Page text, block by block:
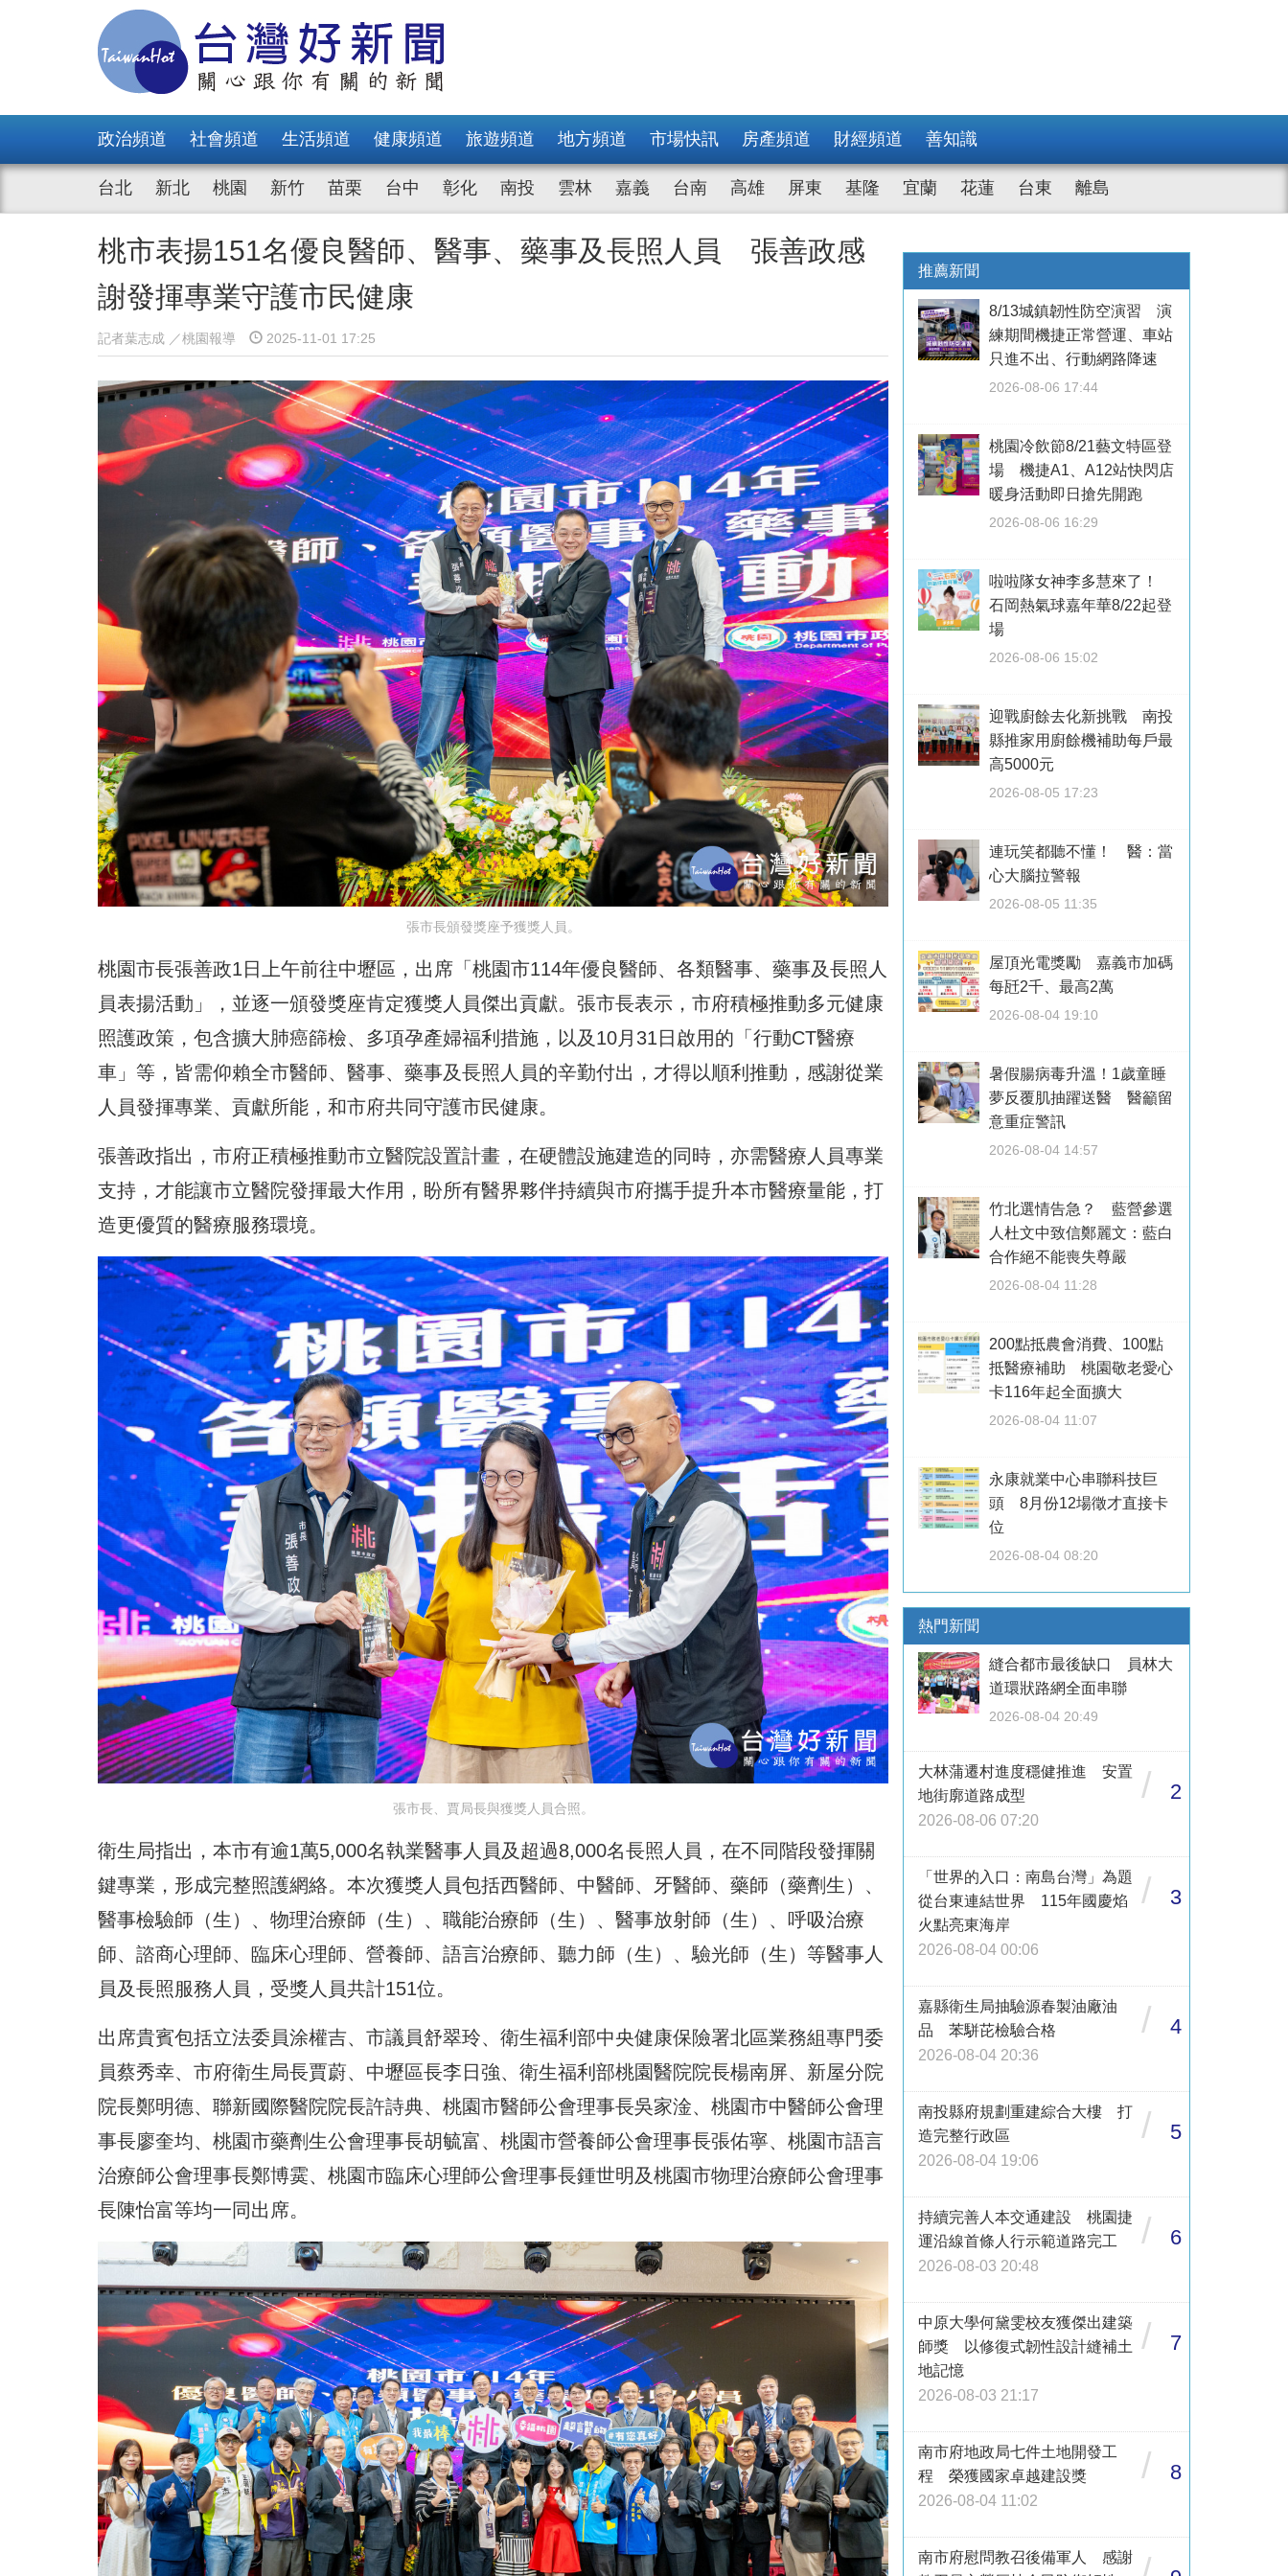
政治頻道 社會頻道 生活頻道 健康頻道 旅遊頻道 地方頻道 市場快訊 房產頻道 財經頻道 善知識
台北 新北 桃園 新竹 苗栗 台中 彰化 南投 雲林 嘉義 台南 高雄 屏東 基隆 宜蘭 花蓮 台東 離島
桃市表揚151名優良醫師、醫事、藥事及長照人員 張善政感
謝發揮專業守護市民健康
記者葉志成 ／桃園報導 2025-11-01 17:25
張市長頒發獎座予獲獎人員。
桃園市長張善政1日上午前往中壢區，出席「桃園市114年優良醫師、各類醫事、藥事及長照人
員表揚活動」，並逐一頒發獎座肯定獲獎人員傑出貢獻。張市長表示，市府積極推動多元健康
照護政策，包含擴大肺癌篩檢、多項孕產婦福利措施，以及10月31日啟用的「行動CT醫療
車」等，皆需仰賴全市醫師、醫事、藥事及長照人員的辛勤付出，才得以順利推動，感謝從業
人員發揮專業、貢獻所能，和市府共同守護市民健康。
張善政指出，市府正積極推動市立醫院設置計畫，在硬體設施建造的同時，亦需醫療人員專業
支持，才能讓市立醫院發揮最大作用，盼所有醫界夥伴持續與市府攜手提升本市醫療量能，打
造更優質的醫療服務環境。
張市長、賈局長與獲獎人員合照。
衛生局指出，本市有逾1萬5,000名執業醫事人員及超過8,000名長照人員，在不同階段發揮關
鍵專業，形成完整照護網絡。本次獲獎人員包括西醫師、中醫師、牙醫師、藥師（藥劑生）、
醫事檢驗師（生）、物理治療師（生）、職能治療師（生）、醫事放射師（生）、呼吸治療
師、諮商心理師、臨床心理師、營養師、語言治療師、聽力師（生）、驗光師（生）等醫事人
員及長照服務人員，受獎人員共計151位。
出席貴賓包括立法委員涂權吉、市議員舒翠玲、衛生福利部中央健康保險署北區業務組專門委
員蔡秀幸、市府衛生局長賈蔚、中壢區長李日強、衛生福利部桃園醫院院長楊南屏、新屋分院
院長鄭明德、聯新國際醫院院長許詩典、桃園市醫師公會理事長吳家淦、桃園市中醫師公會理
事長廖奎均、桃園市藥劑生公會理事長胡毓富、桃園市營養師公會理事長張佑寧、桃園市語言
治療師公會理事長鄭博霙、桃園市臨床心理師公會理事長鍾世明及桃園市物理治療師公會理事
長陳怡富等均一同出席。
推薦新聞
8/13城鎮韌性防空演習 演
練期間機捷正常營運、車站
只進不出、行動網路降速
2026-08-06 17:44
桃園冷飲節8/21藝文特區登
場 機捷A1、A12站快閃店
暖身活動即日搶先開跑
2026-08-06 16:29
啦啦隊女神李多慧來了！
石岡熱氣球嘉年華8/22起登
場
2026-08-06 15:02
迎戰廚餘去化新挑戰 南投
縣推家用廚餘機補助每戶最
高5000元
2026-08-05 17:23
連玩笑都聽不懂！ 醫：當
心大腦拉警報
2026-08-05 11:35
屋頂光電獎勵 嘉義市加碼
每瓩2千、最高2萬
2026-08-04 19:10
暑假腸病毒升溫！1歲童睡
夢反覆肌抽躍送醫 醫籲留
意重症警訊
2026-08-04 14:57
竹北選情告急？ 藍營參選
人杜文中致信鄭麗文：藍白
合作絕不能喪失尊嚴
2026-08-04 11:28
200點抵農會消費、100點
抵醫療補助 桃園敬老愛心
卡116年起全面擴大
2026-08-04 11:07
永康就業中心串聯科技巨
頭 8月份12場徵才直接卡
位
2026-08-04 08:20
熱門新聞
縫合都市最後缺口 員林大
道環狀路網全面串聯
2026-08-04 20:49
大林蒲遷村進度穩健推進 安置
地街廓道路成型
2026-08-06 07:20
/ 2
「世界的入口：南島台灣」為題
從台東連結世界 115年國慶焰
火點亮東海岸
2026-08-04 00:06
/ 3
嘉縣衛生局抽驗源春製油廠油
品 苯駢芘檢驗合格
2026-08-04 20:36
/ 4
南投縣府規劃重建綜合大樓 打
造完整行政區
2026-08-04 19:06
/ 5
持續完善人本交通建設 桃園捷
運沿線首條人行示範道路完工
2026-08-03 20:48
/ 6
中原大學何黛雯校友獲傑出建築
師獎 以修復式韌性設計縫補土
地記憶
2026-08-03 21:17
/ 7
南市府地政局七件土地開發工
程 榮獲國家卓越建設獎
2026-08-04 11:02
/ 8
南市府慰問教召後備軍人 感謝